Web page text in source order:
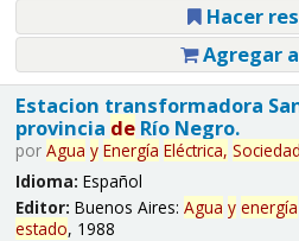
Hacer
Agregar
Estacion transformadora
provincia deRío Negro.
por Agua y Energía Eléctrica, Sociedad
Idioma: Español
Editor: Buenos Aires: Agua y energía
estado, 1988